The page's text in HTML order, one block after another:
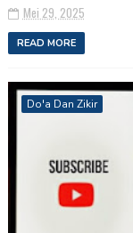
Mei 29, 2025
READ MORE
Do'a Dan Zikir